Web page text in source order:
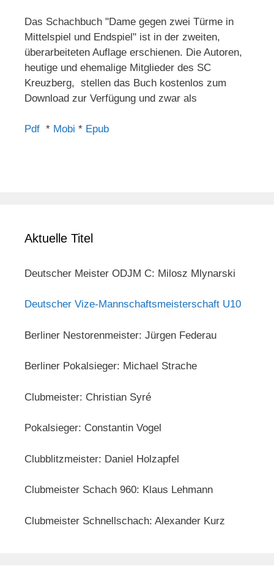
Das Schachbuch "Dame gegen zwei Türme in
Mittelspiel und Endspiel" ist in der zweiten,
überarbeiteten Auflage erschienen. Die Autoren,
heutige und ehemalige Mitglieder des SC
Kreuzberg, stellen das Buch kostenlos zum
Download zur Verfügung und zwar als
Pdf * Mobi * Epub
Aktuelle Titel
Deutscher Meister ODJM C: Milosz Mlynarski
Deutscher Vize-Mannschaftsmeisterschaft U10
Berliner Nestorenmeister: Jürgen Federau
Berliner Pokalsieger: Michael Strache
Clubmeister: Christian Syré
Pokalsieger: Constantin Vogel
Clubblitzmeister: Daniel Holzapfel
Clubmeister Schach 960: Klaus Lehmann
Clubmeister Schnellschach: Alexander Kurz